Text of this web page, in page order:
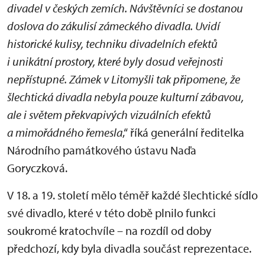
divadel v českých zemích. Návštěvníci se dostanou
doslova do zákulisí zámeckého divadla. Uvidí
historické kulisy, techniku divadelních efektů
i unikátní prostory, které byly dosud veřejnosti
nepřístupné. Zámek v Litomyšli tak připomene, že
šlechtická divadla nebyla pouze kulturní zábavou,
ale i světem překvapivých vizuálních efektů
a mimořádného řemesla,“ říká generální ředitelka
Národního památkového ústavu Naďa
Goryczková.
V 18. a 19. století mělo téměř každé šlechtické sídlo
své divadlo, které v této době plnilo funkci
soukromé kratochvíle – na rozdíl od doby
předchozí, kdy byla divadla součást reprezentace.